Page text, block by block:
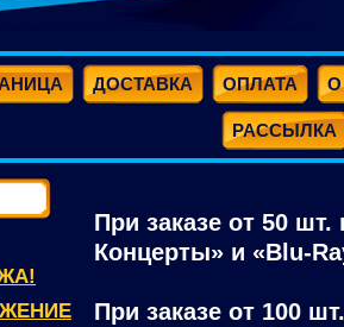
ДОСТАВКА ОПЛАТА О
РАССЫЛКА
При заказе от 50
Концерты» и «Blu-
При заказе от 100